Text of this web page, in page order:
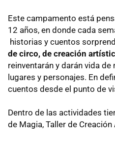
Este campamento está
12 años, en donde cada
historias y cuentos
de circo, de creación
reinventarán y darán vida
lugares y personajes. En
cuentos desde el punto de
Dentro de las actividades
de Magia, Taller de